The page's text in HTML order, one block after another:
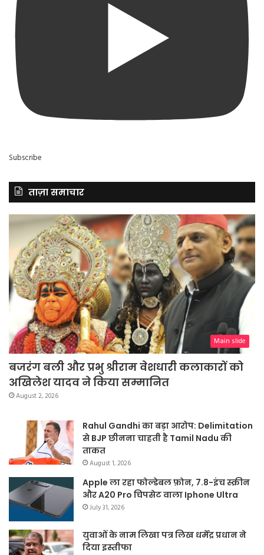
Subscribe
ताज़ा समाचार
Main slide
बजरंग बली और प्रभु श्रीराम वेशधारी कलाकारों को
अखिलेश यादव ने किया सम्मानित
August 2, 2026
Rahul Gandhi का बड़ा आरोप: Delimitation
से BJP छीनना चाहती है Tamil Nadu की
ताकत
August 1, 2026
Apple ला रहा फोल्डेबल फ़ोन, 7.8-इंच स्क्रीन
और A20 Pro चिपसेट वाला Iphone Ultra
July 31, 2026
युवाओं के नाम लिखा पत्र लिख धर्मेंद्र प्रधान ने
दिया इस्तीफा